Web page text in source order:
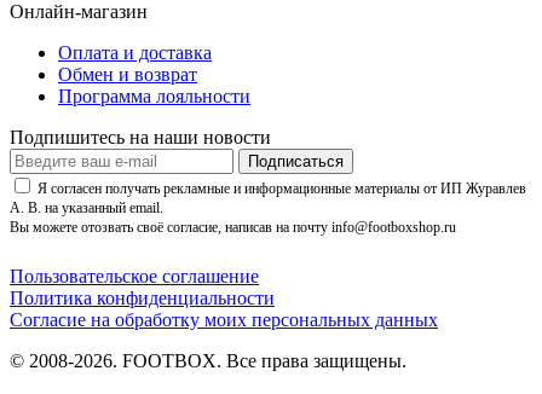
Онлайн-магазин
Оплата и доставка
Обмен и возврат
Программа лояльности
Подпишитесь на наши новости
Подписаться
Я согласен получать рекламные и информационные материалы от ИП Журавлев
А. В. на указанный email.
Вы можете отозвать своё согласие, написав на почту info@footboxshop.ru
Пользовательское соглашение
Политика конфиденциальности
Согласие на обработку моих персональных данных
© 2008-2026. FOOTBOX. Все права защищены.